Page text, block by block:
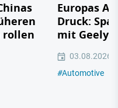
rollen
Europas
Druck:
mit Geely,
03.08.2026
#Automotive